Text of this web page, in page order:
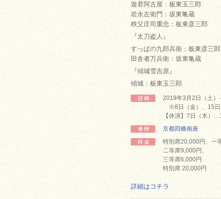
遊君阿古屋：板東玉三郎
岩永左衛門：坂東亀蔵
秩父庄司重忠：板東彦三郎
『太刀盗人』
すっぱの九郎兵衛：板東彦三郎
田舎者万兵衛：坂東亀蔵
『傾城雪吉原』
傾城：板東玉三郎
2019年3月2日（土
※8日（金）、15日
【休演】7日（木）
京都四條南座
特別席20,000円、一
二等席9,000円、
三等席6,000円
特別席 20,000円
詳細はコチラ